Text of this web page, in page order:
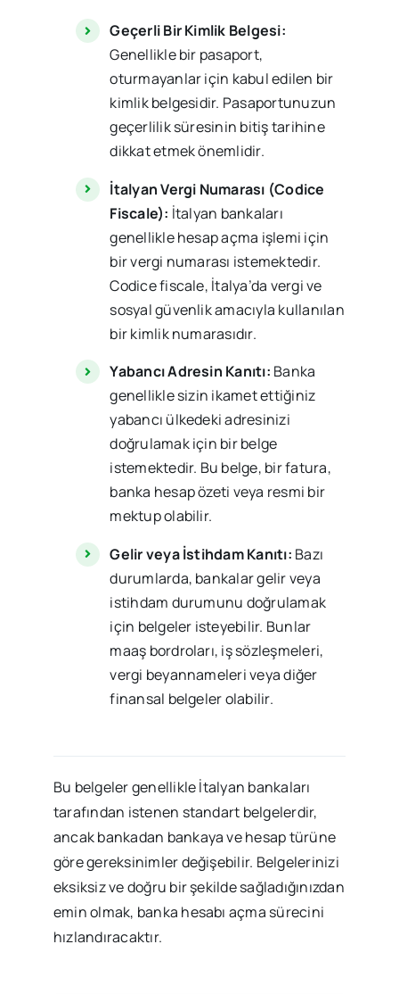
Geçerli Bir Kimlik Belgesi:
Genellikle bir pasaport,
oturmayanlar için kabul edilen bir
kimlik belgesidir. Pasaportunuzun
geçerlilik süresinin bitiş tarihine
dikkat etmek önemlidir.
İtalyan Vergi Numarası (Codice
Fiscale): İtalyan bankaları
genellikle hesap açma işlemi için
bir vergi numarası istemektedir.
Codice fiscale, İtalya’da vergi ve
sosyal güvenlik amacıyla kullanılan
bir kimlik numarasıdır.
Yabancı Adresin Kanıtı: Banka
genellikle sizin ikamet ettiğiniz
yabancı ülkedeki adresinizi
doğrulamak için bir belge
istemektedir. Bu belge, bir fatura,
banka hesap özeti veya resmi bir
mektup olabilir.
Gelir veya İstihdam Kanıtı: Bazı
durumlarda, bankalar gelir veya
istihdam durumunu doğrulamak
için belgeler isteyebilir. Bunlar
maaş bordroları, iş sözleşmeleri,
vergi beyannameleri veya diğer
finansal belgeler olabilir.
Bu belgeler genellikle İtalyan bankaları
tarafından istenen standart belgelerdir,
ancak bankadan bankaya ve hesap türüne
göre gereksinimler değişebilir. Belgelerinizi
eksiksiz ve doğru bir şekilde sağladığınızdan
emin olmak, banka hesabı açma sürecini
hızlandıracaktır.